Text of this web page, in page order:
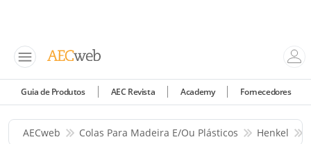
Guia de Produtos AEC Revista Academy Fornecedores
AECweb Colas Para Madeira E/ou Plásticos Henkel